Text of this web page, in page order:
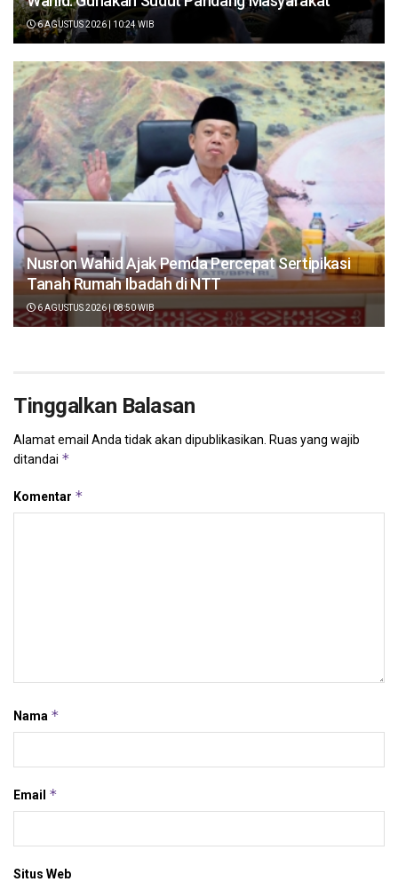
6 AGUSTUS 2026 | 10:24 WIB
Nusron Wahid Ajak Pemda Percepat Sertipikasi
Tanah Rumah Ibadah di NTT
6 AGUSTUS 2026 | 08:50 WIB
Tinggalkan Balasan
Alamat email Anda tidak akan dipublikasikan. Ruas yang wajib
ditandai *
Komentar *
Nama *
Email *
Situs Web